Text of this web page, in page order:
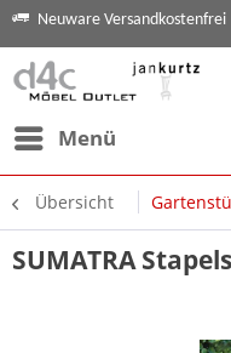
Neuware Versandkostenfrei
Menü
Übersicht
SUMATRA